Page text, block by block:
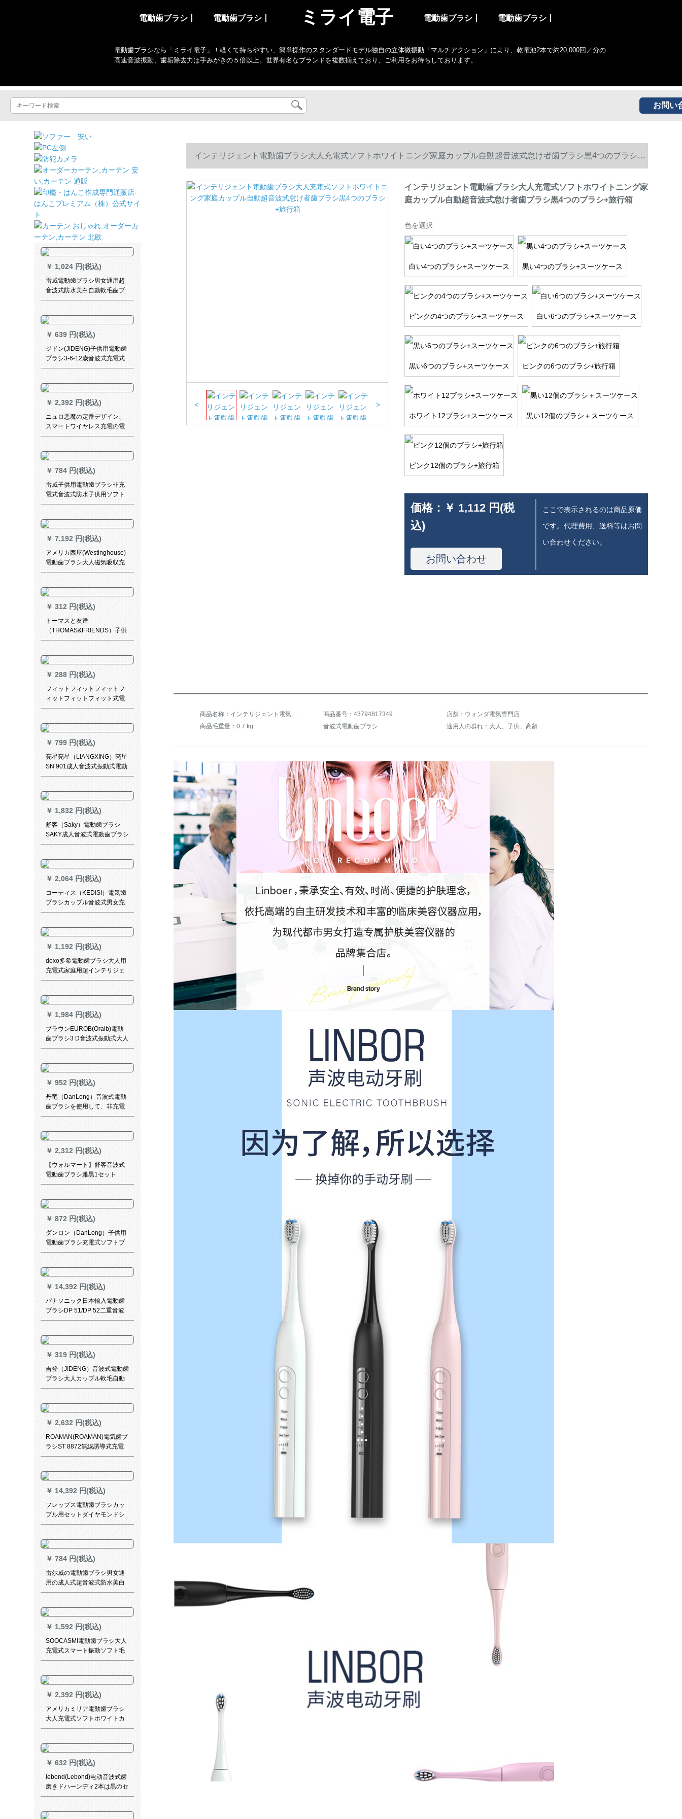
電動歯ブラシ丨 電動歯ブラシ丨 ミライ電子 電動歯ブラシ丨 電動歯ブラシ丨
電動歯ブラシなら「ミライ電子」！軽くて持ちやすい、簡単操作のスタンダードモデル独自の立体微振動「マルチアクション」により、乾電池2本で約20,000回／分の
高速音波振動、歯垢除去力は手みがきの５倍以上。世界有名なブランドを複数揃えており、ご利用をお待ちしております。
お問い
￥ 1,024 円(税込)
雷威電動歯ブラシ男女通用超
音波式防水美白自動軟毛歯ブ
ラシ充電スマート家庭用
￥ 639 円(税込)
ジドン(JIDENG)子供用電動歯
ブラシ3-6-12歳音波式充電式
防水知能超軟毛赤ちゃん自動
ブラシヘッド--うさぎパウダー
￥ 2,392 円(税込)
ニュロ悪魔の定番デザイン、
スマートワイヤレス充電の電
動歯ブラシが優雅で赤いで
￥ 784 円(税込)
雷威子供用電動歯ブラシ非充
電式音波式防水子供用ソフト
歯ブラシ3-6-12歳1314/1315
ンドル+3つのブラシ)
￥ 7,192 円(税込)
アメリカ西屋(Westinghouse)
電動歯ブラシ大人磁気吸収充
電式音波振動歯ブラシカップ
シWT-505白
￥ 312 円(税込)
トーマスと友達
（THOMAS&FRIENDS）子供
用電動歯ブラシヘッドベビー
用歯ブラシヘッドTC 206ブラ
￥ 288 円(税込)
フィットフィットフィットフ
ィットフィットフィット式電
動歯ブラシヘッドHX 012は、
対応しています。
￥ 799 円(税込)
亮星亮星（LIANGXING）亮星
SN 901成人音波式振動式電動
歯ブラシ充電式自動家庭用4つ
ンク-高配合8ブラシヘッド
￥ 1,832 円(税込)
舒客（Saky）電動歯ブラシ
SAKY成人音波式電動歯ブラシ
g 22セットSAKY酵素美白歯磨
い本体+4本のブラシヘッド+1
ット
￥ 2,064 円(税込)
コーティス（KEDISI）電気歯
ブラシカップル音波式男女充
電怠け者大人歯ブラシ軟毛家
シ磨き砂黒8ブラシ
￥ 1,192 円(税込)
doxo多希電動歯ブラシ大人用
充電式家庭用超インテリジェ
ント音波式電動歯ブラシ柔ら
ド12段黒
￥ 1,984 円(税込)
ブラウンEUROB(Oralb)電動
歯ブラシ3 D音波式振動式大人
用充電式歯ブラシ口腔ケア歯
ク1本体2ブラシ
￥ 952 円(税込)
丹竜（DanLong）音波式電動
歯ブラシを使用して、非充電
式スマート防水カップル歯ブ
￥ 2,312 円(税込)
【ウォルマート】舒客音波式
電動歯ブラシ雅黒1セット
￥ 872 円(税込)
ダンロン（DanLong）子供用
電動歯ブラシ充電式ソフトブ
ラシヘッド3-6-12歳の赤ちゃ
ト
￥ 14,392 円(税込)
パナソニック日本輸入電動歯
ブラシDP 51/DP 52二重音波
式振動浮遊式充電インテリジ
ブラック(5段歯磨きモード)
￥ 319 円(税込)
吉登（JIDENG）音波式電動歯
ブラシ大人カップル軟毛自動
歯ブラシ非充電牛乳白-高配合
￥ 2,632 円(税込)
ROAMAN(ROAMAN)電気歯ブ
ラシST 8872無線誘導式充電
成人音波式電動歯ブラシ知能
ッド大気黒を添付します。
￥ 14,392 円(税込)
フレップス電動歯ブラシカッ
プル用セットダイヤモンドシ
リーズHX 9332 HX 9362 HX
+ブラックダイヤモンド2本
￥ 784 円(税込)
雷尔威の電動歯ブラシ男女通
用の成人式超音波式防水美白
自動軟毛歯ブラシ充電スマー
*3ブラシ
￥ 1,592 円(税込)
SOOCASMI電動歯ブラシ大人
充電式スマート振動ソフト毛
男女カップル音波式電動歯ブ
ア携帯旅行セットSOOCAS音
￥ 2,392 円(税込)
アメリカミリア電動歯ブラシ
大人充電式ソフトホワイトカ
ップル歯ブラシ音波振動自動
￥ 632 円(税込)
lebond(Lebond)电动音波式歯
磨きドハーンディ2本は黒のセ
ロールヴィス(本ブラドは大人
しています。
インテリジェント電動歯ブラシ大人充電式ソフトホワイトニング家庭カップル自動超音波式怠け者歯ブラシ黒4つのブラシ
+旅行箱
< >
インテリジェント電動歯ブラシ大人充電式ソフトホワイトニング家
庭カップル自動超音波式怠け者歯ブラシ黒4つのブラシ+旅行箱
色を選択
白い4つのブラシ+スーツケース 黒い4つのブラシ+スーツケース
ピンクの4つのブラシ+スーツケース 白い6つのブラシ+スーツケース
黒い6つのブラシ+スーツケース ピンクの6つのブラシ+旅行箱
ホワイト12ブラシ+スーツケース 黒い12個のブラシ＋スーツケース
ピンク12個のブラシ+旅行箱
価格： ￥ 1,112 円(税
込)
お問い合わせ
ここで表示されるのは商品原価
です。代理費用、送料等はお問
い合わせください。
商品名称：インテリジェント電気歯ブラシ成人充電式ソフトホワイトニング家庭用カップル男女自動超音波式怠け者歯ブラシ黒4つのブラシ+旅行箱 商品番号：43794817349
店舗：ウォンダ電気専門店
商品毛重量：0.7 kg
音波式電動歯ブラシ 適用人の群れ：大人、子供、高齢者、喫煙者、口腔敏感人、妊娠出産婦、携帯旅行